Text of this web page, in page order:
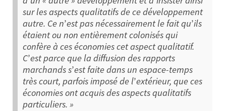
sur les aspects qualitatifs de ce développement
autre. Ce n’est pas nécessairement le fait qu’ils
étaient ou non entièrement colonisés qui
confère à ces économies cet aspect qualitatif.
C’est parce que la diffusion des rapports
marchands s’est faite dans un espace-temps
très court, parfois imposé de l’extérieur, que ces
économies ont acquis des aspects qualitatifs
particuliers. »